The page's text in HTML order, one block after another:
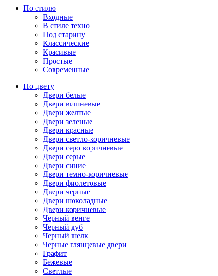
По стилю
Входные
В стиле техно
Под старину
Классические
Красивые
Простые
Современные
По цвету
Двери белые
Двери вишневые
Двери желтые
Двери зеленые
Двери красные
Двери светло-коричневые
Двери серо-коричневые
Двери серые
Двери синие
Двери темно-коричневые
Двери фиолетовые
Двери черные
Двери шоколадные
Двери коричневые
Черный венге
Черный дуб
Черный шелк
Черные глянцевые двери
Графит
Бежевые
Светлые